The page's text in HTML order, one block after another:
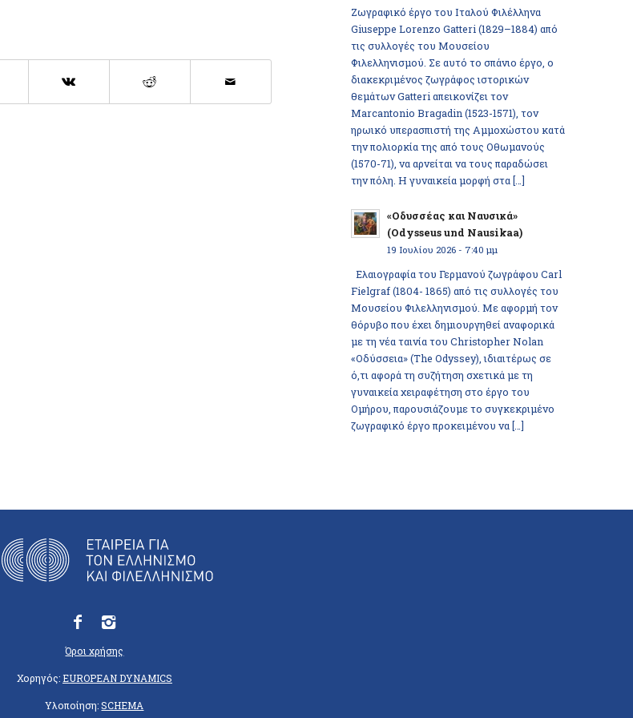
Ζωγραφικό έργο του Ιταλού Φιλέλληνα
Giuseppe Lorenzo Gatteri (1829–1884) από
τις συλλογές του Μουσείου
Φιλελληνισμού. Σε αυτό το σπάνιο έργο, ο
διακεκριμένος ζωγράφος ιστορικών
θεμάτων Gatteri απεικονίζει τον
Marcantonio Bragadin (1523-1571), τον
ηρωικό υπερασπιστή της Αμμοχώστου κατά
την πολιορκία της από τους Οθωμανούς
(1570-71), να αρνείται να τους παραδώσει
την πόλη. Η γυναικεία μορφή στα […]
«Οδυσσέας και Ναυσικά»
(Odysseus und Nausikaa)
19 Ιουλίου 2026 - 7:40 μμ
Ελαιογραφία του Γερμανού ζωγράφου Carl
Fielgraf (1804- 1865) από τις συλλογές του
Μουσείου Φιλελληνισμού. Με αφορμή τον
θόρυβο που έχει δημιουργηθεί αναφορικά
με τη νέα ταινία του Christopher Nolan
«Οδύσσεια» (The Odyssey), ιδιαιτέρως σε
ό,τι αφορά τη συζήτηση σχετικά με τη
γυναικεία χειραφέτηση στο έργο του
Ομήρου, παρουσιάζουμε το συγκεκριμένο
ζωγραφικό έργο προκειμένου να […]
Όροι χρήσης
Χορηγός:EUROPEAN DYNAMICS
Υλοποίηση:SCHEMA